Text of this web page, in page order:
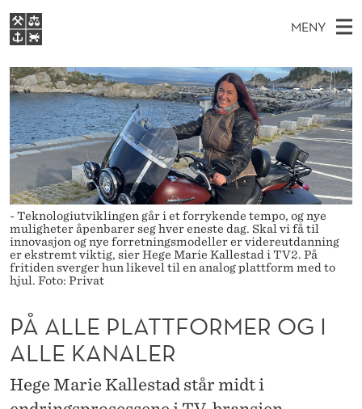
P
Å
A
L
L
E
P
L
A
T
T
F
O
R
MENY
O
V
E
D
M
E
N
Y
FOR STUDENTER
VIDEREUTDANNING
BIBLIOTEKET
S
Ø
K
I
N
E
T
T
S
T
D
E
Forsiden
Studier
Forskning
Om NHH
Alumni
- Teknologiutviklingen går i et forrykende tempo, og nye
muligheter åpenbarer seg hver eneste dag. Skal vi få til
innovasjon og nye forretningsmodeller er videreutdanning
er ekstremt viktig, sier Hege Marie Kallestad i TV2. På
fritiden sverger hun likevel til en analog plattform med to
hjul. Foto: Privat
PÅ ALLE PLATTFORMER OG I
ALLE KANALER
Hege Marie Kallestad står midt i